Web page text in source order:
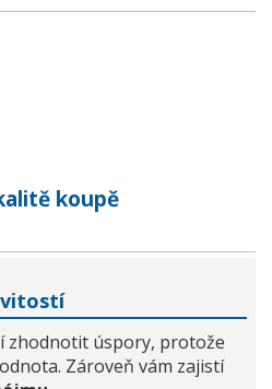
koupě
zhodnotit úspory, protože
Zároveň vám zajistí